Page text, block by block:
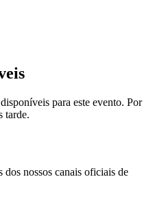
para este evento. Por
tarde.
dos nossos canais oficiais de